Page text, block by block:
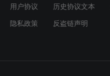
用户协议 历史协议文本
隐私政策 反盗链声明